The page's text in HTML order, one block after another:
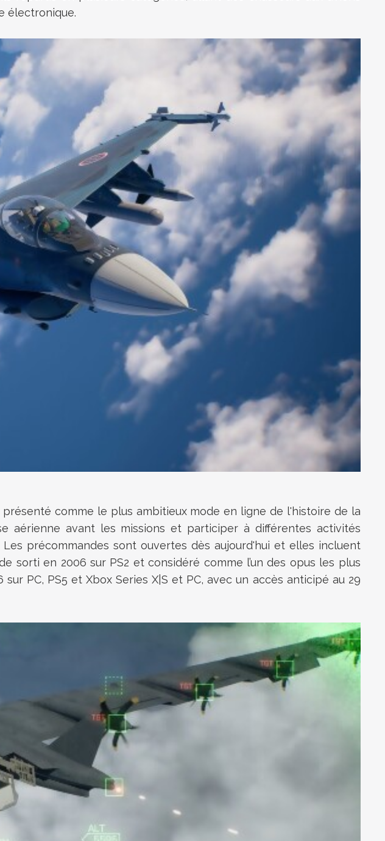
électronique.
comme le plus ambitieux mode en ligne de l'histoire de la
aérienne avant les missions et participer à différentes activités
précommandes sont ouvertes dès aujourd'hui et elles incluent
sorti en 2006 sur PS2 et considéré comme l’un des opus les plus
PC, PS5 et Xbox Series X|S et PC, avec un accès anticipé au 29